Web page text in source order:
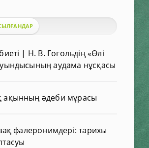
| Н. В. Гогольдің «Өлі
аудама нұсқасы
ақынның әдеби мұрасы
фалеронимдері: тарихы